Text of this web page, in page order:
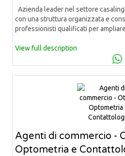
Azienda leader nel settore
con una struttura organizzata e
professionisti qualificati per
View full description
Agenti di commercio -
Optometria e